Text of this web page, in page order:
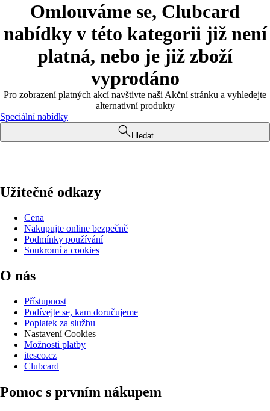
Omlouváme se, Clubcard
nabídky v této kategorii již není
platná, nebo je již zboží
vyprodáno
Pro zobrazení platných akcí navštivte naši Akční stránku a vyhledejte
alternativní produkty
Speciální nabídky
Hledat
Užitečné odkazy
Cena
Nakupujte online bezpečně
Podmínky používání
Soukromí a cookies
O nás
Přístupnost
Podívejte se, kam doručujeme
Poplatek za službu
Nastavení Cookies
Možnosti platby
itesco.cz
Clubcard
Pomoc s prvním nákupem